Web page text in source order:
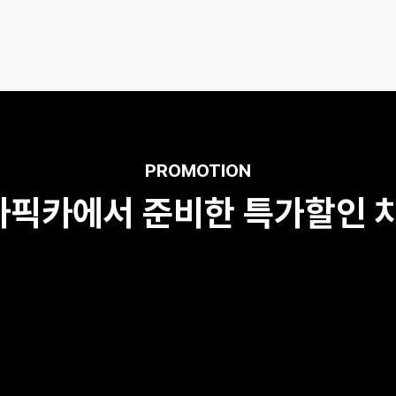
PROMOTION
픽카에서 준비한 특가할인